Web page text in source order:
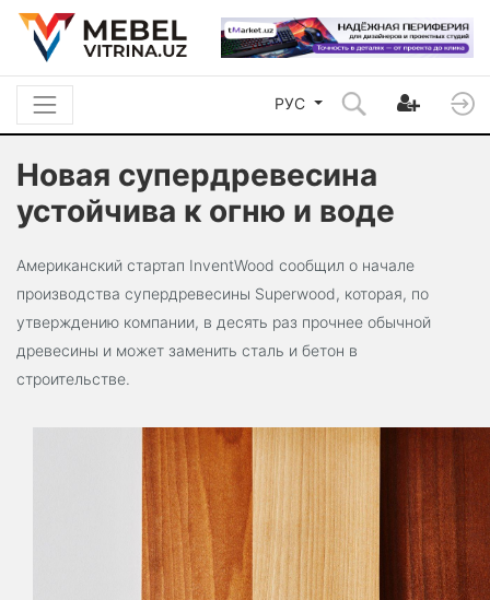
РУС
Новая супердревесина
устойчива к огню и воде
Американский стартап InventWood сообщил о начале
производства супердревесины Superwood, которая, по
утверждению компании, в десять раз прочнее обычной
древесины и может заменить сталь и бетон в
строительстве.